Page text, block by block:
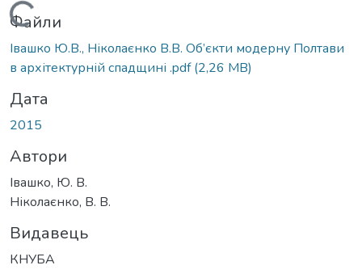
Вантажиться...
Файли
Івашко Ю.В., Ніколаєнко В.В. Об’єкти модерну Полтави
в архітектурній спадщині .pdf(2,26 MB)
Дата
2015
Автори
Івашко, Ю. В.
Ніколаєнко, В. В.
Видавець
КНУБА